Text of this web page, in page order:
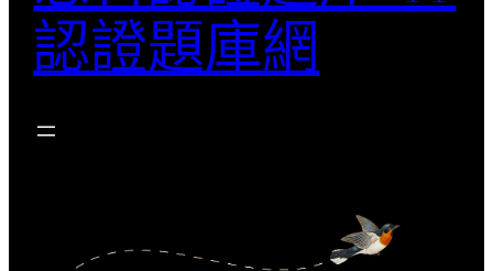
認證題庫網